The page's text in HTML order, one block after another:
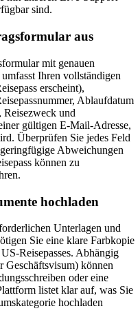
sind.
aus
mit genauen
Ihren vollständigen
erscheint),
Ablaufdatum
Reisezweck und
gültigen E-Mail-Adresse,
Überprüfen Sie jedes Feld
Abweichungen
können zu
hochladen
Unterlagen und
Sie eine klare Farbkopie
Reisepasses. Abhängig
Geschäftsvisum) können
oder eine
listet klar auf, was Sie
hochladen